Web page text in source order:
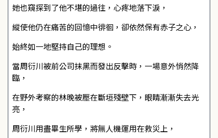
她也窺探到了他不堪的過往，心疼地落下淚，
縱使他仍在痛苦的回憶中徘徊，卻依然保有赤子之心，
始終如一地堅持自己的理想。
當周衍川被前公司抹黑而發出反擊時，一場意外悄然降
臨，
在野外考察的林晚被壓在斷垣殘壁下，眼睛漸漸失去光
亮，
周衍川用盡畢生所學，將無人機運用在救災上，